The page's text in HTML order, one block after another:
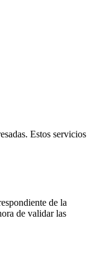
Estos servicios
de la
de validar las